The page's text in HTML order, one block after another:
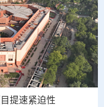
提速紧迫性